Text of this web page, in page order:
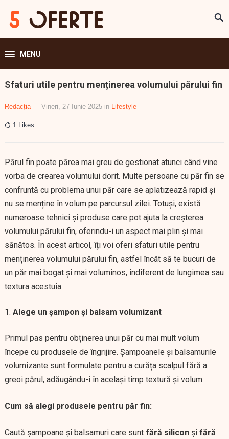
MENU
Sfaturi utile pentru menținerea volumului părului fin
Redacția — Vineri, 27 Iunie 2025 in Lifestyle
1 Likes
Părul fin poate părea mai greu de gestionat atunci când vine
vorba de crearea volumului dorit. Multe persoane cu păr fin se
confruntă cu problema unui păr care se aplatizează rapid și
nu se menține în volum pe parcursul zilei. Totuși, există
numeroase tehnici și produse care pot ajuta la creșterea
volumului părului fin, oferindu-i un aspect mai plin și mai
sănătos. În acest articol, îți voi oferi sfaturi utile pentru
menținerea volumului părului fin, astfel încât să te bucuri de
un păr mai bogat și mai voluminos, indiferent de lungimea sau
textura acestuia.
Alege un șampon și balsam volumizant
Primul pas pentru obținerea unui păr cu mai mult volum
începe cu produsele de îngrijire. Șampoanele și balsamurile
volumizante sunt formulate pentru a curăța scalpul fără a
greoi părul, adăugându-i în același timp textură și volum.
Cum să alegi produsele pentru păr fin:
Caută șampoane și balsamuri care sunt fără siliconși fără